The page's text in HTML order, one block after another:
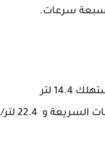
تعمل هذه السيارة بالبنزين الممتاز، وهو من البنزين المكلف أكثر من الوقود العادي، وتستهلك 14.4 لتر
بنزين/100 كيلومتر كإحصائية عامة، فيما تستهلك 15.3 لتر بنزين/ 100 كيلومتر على الطرقات السريعة و 22.4 لتر/